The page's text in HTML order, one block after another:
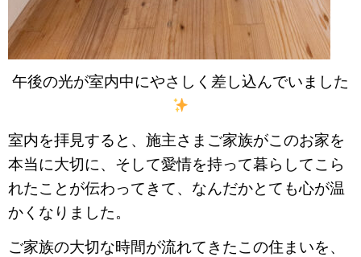
午後の光が室内中にやさしく差し込んでいました
室内を拝見すると、施主さまご家族がこのお家を
本当に大切に、 そして愛情を持って暮らしてこら
れたことが伝わってきて、 なんだかとても心が温
かくなりました。
ご家族の大切な時間が流れてきたこの住まいを、